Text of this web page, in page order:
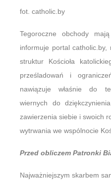
fot. catholic.by
Tegoroczne obchody
informuje portal
struktur Kościoła
prześladowań i
nawiązuje właśnie do
wiernych do
zawierzenia siebie i swoich
wytrwania we wspólnocie
Przed obliczem Patronki
Najważniejszym skarbem